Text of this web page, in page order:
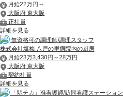
月給22万円～
大阪府 東大阪
正社員
詳細を見る
無資格可の調理師/調理スタッフ
株式会社塩梅 八戸の里病院内の厨房
月給23万3,430円～28万円
大阪府 東大阪
契約社員
詳細を見る
「駅チカ」准看護師/訪問看護ステーション